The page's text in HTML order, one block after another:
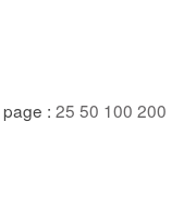
: 25 50 100 200